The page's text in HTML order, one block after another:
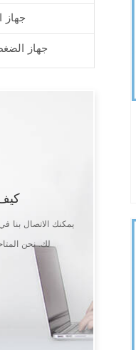
جهاز
جهاز
يمكنك الاتصال بنا